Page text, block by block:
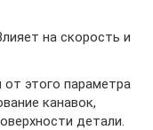
на скорость и
этого параметра
канавок,
детали.